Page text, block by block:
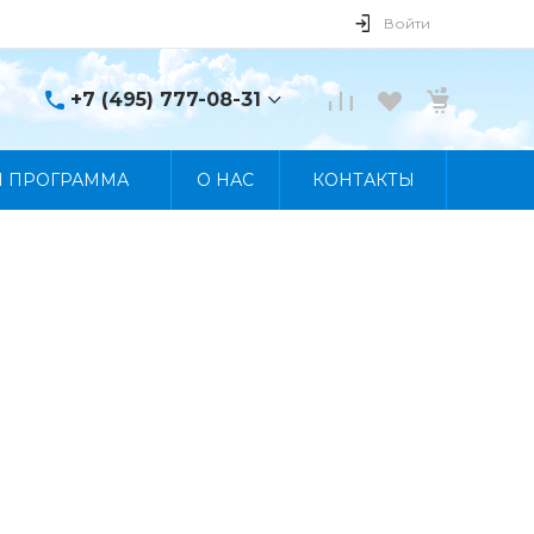
Войти
+7 (495) 777-08-31
+7 (495) 777-08-31
ПРОГРАММА О НАС КОНТАКТЫ